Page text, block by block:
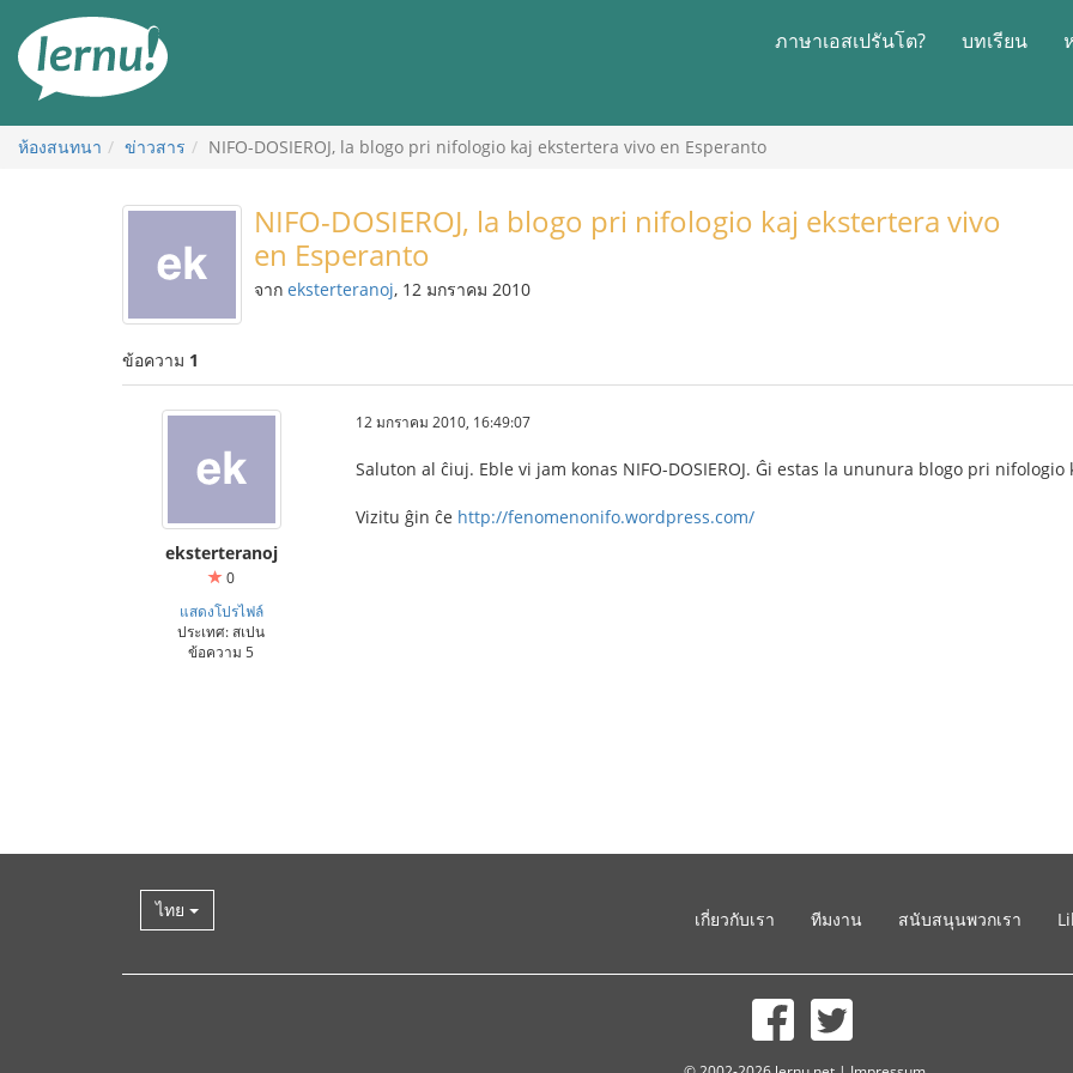
สารบัญ
ภาษาเอสเปรันโต? บทเรียน
ห้องสนทนา ข่าวสาร NIFO-DOSIEROJ, la blogo pri nifologio kaj ekstertera vivo en Esperanto
NIFO-DOSIEROJ, la blogo pri nifologio kaj ekstertera vivo
en Esperanto
จาก eksterteranoj, 12 มกราคม 2010
ข้อความ 1
eksterteranoj
0
แสดงโปรไฟล์
ประเทศ: สเปน
ข้อความ 5
12 มกราคม 2010, 16:49:07
Saluton al ĉiuj. Eble vi jam konas NIFO-DOSIEROJ. Ĝi estas la ununura blogo pri
Vizitu ĝin ĉe http://fenomenonifo.wordpress.com/
ไทย เกี่ยวกับเรา ทีมงาน สนับสนุนพวกเรา